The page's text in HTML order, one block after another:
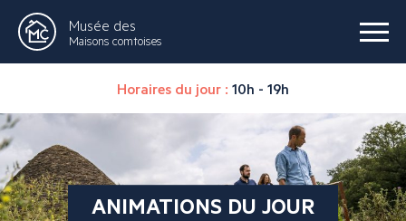
Musée des
Maisons comtoises
Horaires du jour : 10h - 19h
ANIMATIONS DU JOUR